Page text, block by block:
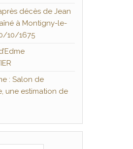
décès de Jean
à Montigny-le-
10/1675
: Salon de
une estimation de